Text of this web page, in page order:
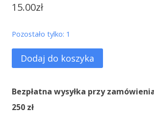
15.00zł
Pozostało tylko: 1
ilość
Gdy
nie
ma
Dodaj do koszyka
Bezpłatna wysyłka przy
250 zł